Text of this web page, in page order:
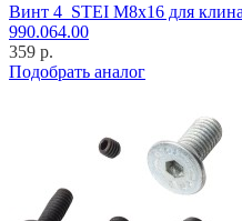
Винт 4_STEI M8x16 для
990.064.00
359 р.
Подобрать аналог